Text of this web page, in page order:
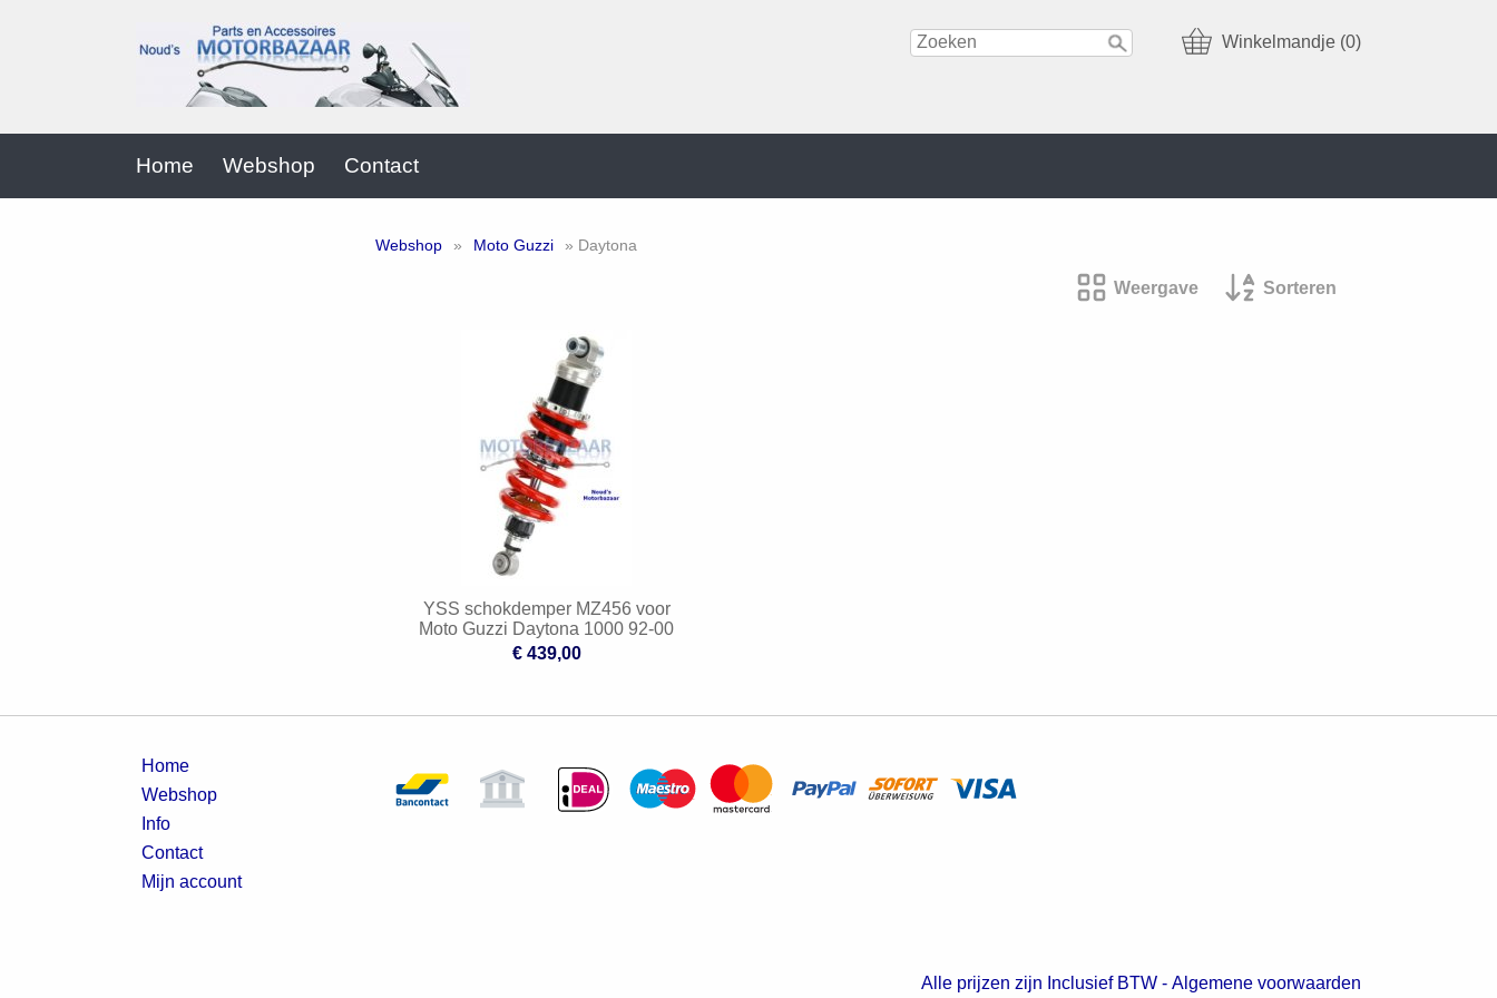
Winkelmandje (0)
Home Webshop Contact
Webshop » Moto Guzzi » Daytona
Weergave Sorteren
YSS schokdemper MZ456 voor
Moto Guzzi Daytona 1000 92-00
€ 439,00
Home
Webshop
Info
Contact
Mijn account
Alle prijzen zijn Inclusief BTW - Algemene voorwaarden